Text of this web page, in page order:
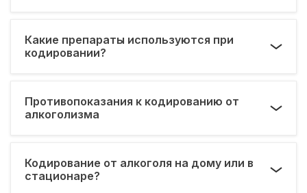
Какие препараты используются при
кодировании?
Противопоказания к кодированию от
алкоголизма
Кодирование от алкоголя на дому или в
стационаре?